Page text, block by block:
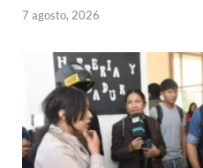
7 agosto, 2026